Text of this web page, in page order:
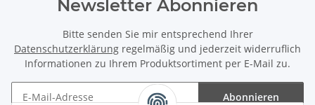
Newsletter Abonnieren
Bitte senden Sie mir entsprechend Ihrer
Datenschutzerklärung regelmäßig und jederzeit widerruflich
Informationen zu Ihrem Produktsortiment per E-Mail zu.
Abonnieren